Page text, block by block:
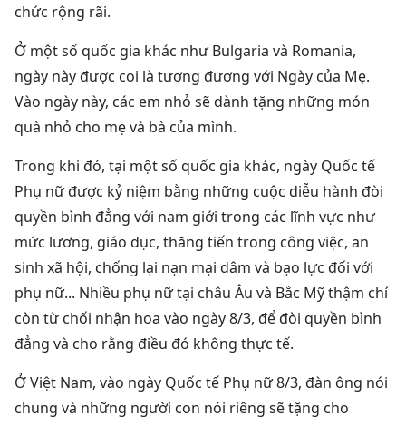
chức rộng rãi.
Ở một số quốc gia khác như Bulgaria và Romania,
ngày này được coi là tương đương với Ngày của Mẹ.
Vào ngày này, các em nhỏ sẽ dành tặng những món
quà nhỏ cho mẹ và bà của mình.
Trong khi đó, tại một số quốc gia khác, ngày Quốc tế
Phụ nữ được kỷ niệm bằng những cuộc diễu hành đòi
quyền bình đẳng với nam giới trong các lĩnh vực như
mức lương, giáo dục, thăng tiến trong công việc, an
sinh xã hội, chống lại nạn mại dâm và bạo lực đối với
phụ nữ... Nhiều phụ nữ tại châu Âu và Bắc Mỹ thậm chí
còn từ chối nhận hoa vào ngày 8/3, để đòi quyền bình
đẳng và cho rằng điều đó không thực tế.
Ở Việt Nam, vào ngày Quốc tế Phụ nữ 8/3, đàn ông nói
chung và những người con nói riêng sẽ tặng cho